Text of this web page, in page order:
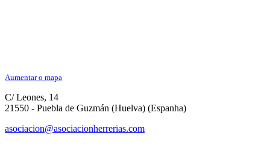
Aumentar o mapa
C/ Leones, 14
21550 - Puebla de Guzmán (Huelva) (Espanha)
asociacion@asociacionherrerias.com